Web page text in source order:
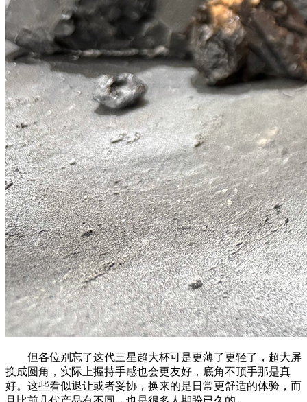
但各位别忘了这代三星超大杯可是更薄了更轻了，超大屏
换成圆角，实际上握持手感也会更友好，底角不顶手那是真
好。这些看似退让或者妥协，换来的是日常更舒适的体验，而